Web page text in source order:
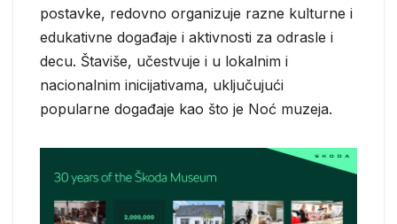
postavke, redovno organizuje razne kulturne i
edukativne događaje i aktivnosti za odrasle i
decu. Štaviše, učestvuje i u lokalnim i
nacionalnim inicijativama, uključujući
popularne događaje kao što je Noć muzeja.